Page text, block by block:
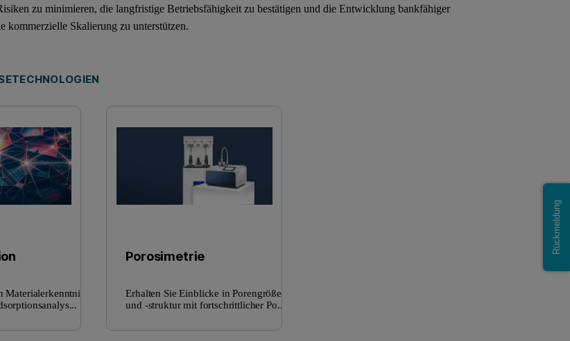
zu minimieren, die langfristige Betriebsfähigkeit zu bestätigen und die Entwicklung bankfähiger
kommerzielle Skalierung zu unterstützen.
Gasadsorption
Porosimetrie
Erhalten Sie Einblicke in Porengröße
und -struktur mit fortschrittlicher Po...
Rückmeldung